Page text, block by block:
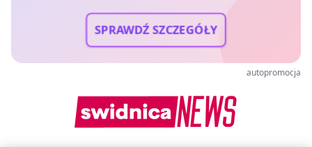
SPRAWDŹ SZCZEGÓŁY
autopromocja